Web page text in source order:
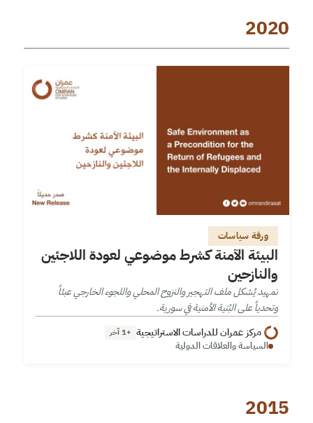
2020
ورقة سياسات
البيئة الآمنة كشرط موضوعي لعودة اللاجئين
والنازحين
تمهيد يُشكل ملف التهجير والنزوح المحلي واللجوء الخارجي عبئاً
وتحدياً على البُنية الأمنية في سورية.
مركز عمران للدراسات الاستراتيجية +1 آخر
السياسة والعلاقات الدولية
2015